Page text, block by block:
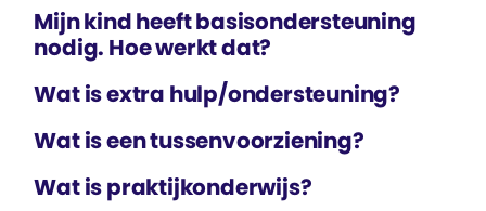
Mijn kind heeft basis­ondersteuning
nodig. Hoe werkt dat?
Wat is extra hulp/ondersteuning?
Wat is een tussen­voorziening?
Wat is praktijk­onderwijs?